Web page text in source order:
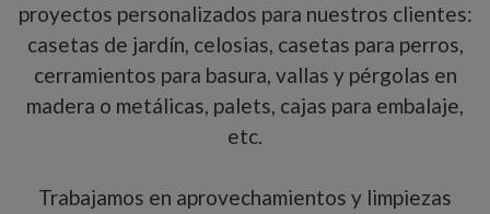
proyectos personalizados para nuestros clientes:
casetas de jardín, celosias, casetas para perros,
cerramientos para basura, vallas y pérgolas en
madera o metálicas, palets, cajas para embalaje,
etc.
Trabajamos en aprovechamientos y limpiezas